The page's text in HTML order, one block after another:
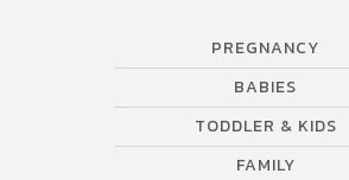
PREGNANCY
BABIES
TODDLER & KIDS
FAMILY